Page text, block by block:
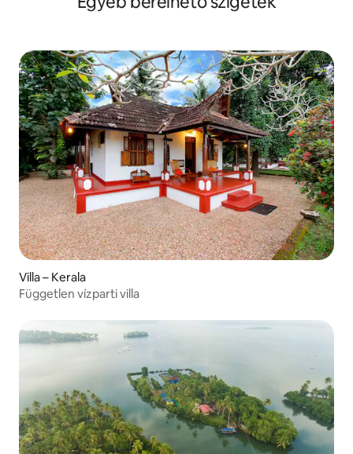
Villa – Kerala
Független vízparti villa